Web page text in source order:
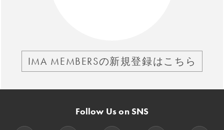
IMA MEMBERSの新規登録はこちら
Follow Us on SNS